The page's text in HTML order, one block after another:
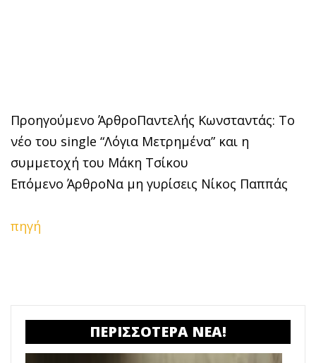
Προηγούμενο ΆρθροΠαντελής Κωνσταντάς: Το
νέο του single “Λόγια Μετρημένα” και η
συμμετοχή του Μάκη Τσίκου
Επόμενο ΆρθροΝα μη γυρίσεις Νίκος Παππάς
πηγή
ΠΕΡΙΣΣΟΤΕΡΑ ΝΕΑ!